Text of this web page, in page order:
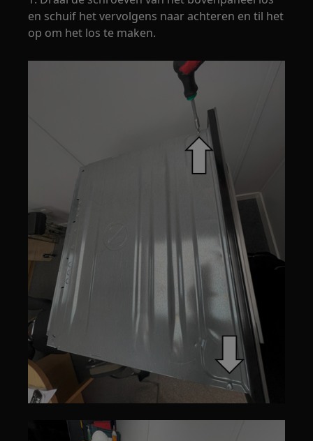
en schuif het vervolgens naar achteren en til het
op om het los te maken.